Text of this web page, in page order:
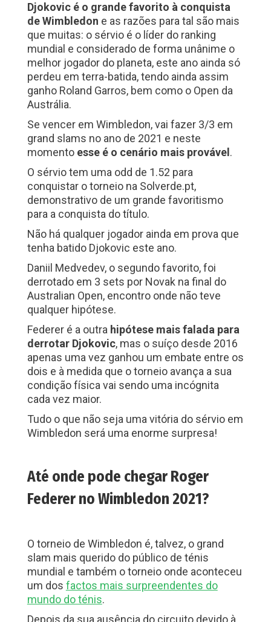
Djokovic é o grande favorito à conquista
de Wimbledon e as razões para tal são mais
que muitas: o sérvio é o líder do ranking
mundial e considerado de forma unânime o
melhor jogador do planeta, este ano ainda só
perdeu em terra-batida, tendo ainda assim
ganho Roland Garros, bem como o Open da
Austrália.
Se vencer em Wimbledon, vai fazer 3/3 em
grand slams no ano de 2021 e neste
momento esse é o cenário mais provável .
O sérvio tem uma odd de 1.52 para
conquistar o torneio na Solverde.pt,
demonstrativo de um grande favoritismo
para a conquista do título.
Não há qualquer jogador ainda em prova que
tenha batido Djokovic este ano.
Daniil Medvedev, o segundo favorito, foi
derrotado em 3 sets por Novak na final do
Australian Open, encontro onde não teve
qualquer hipótese.
Federer é a outra hipótese mais falada para
derrotar Djokovic, mas o suíço desde 2016
apenas uma vez ganhou um embate entre os
dois e à medida que o torneio avança a sua
condição física vai sendo uma incógnita
cada vez maior.
Tudo o que não seja uma vitória do sérvio em
Wimbledon será uma enorme surpresa!
Até onde pode chegar Roger
Federer no Wimbledon 2021?
O torneio de Wimbledon é, talvez, o grand
slam mais querido do público de ténis
mundial e também o torneio onde aconteceu
um dos factos mais surpreendentes do
mundo do ténis.
Depois da sua ausência do circuito devido à